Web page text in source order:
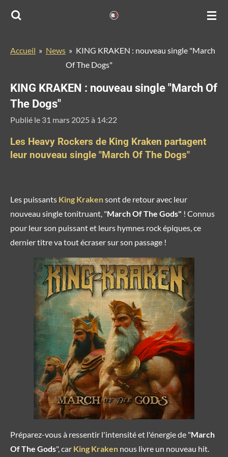
Passer
principal
Accueil » News » KING KRAKEN : nouveau single "March
Of The Dogs"
KING KRAKEN : nouveau single "March Of
The Dogs"
Publié le 31 mars 2025 à 14:22
Les Heavy Rockers de King Kraken partagent
leur nouveau single "March Of The Dogs"
Les puissants King Krakensont de retour avec leur
nouveau single tonitruant, "March Of The Gods" ! Connus
pour leur son puissant et leurs hymnes rock épiques, ce
dernier titre va tout écraser sur son passage !
Préparez-vous à ressentir l'intensité et l'énergie de "March
Of The Gods", car King Kraken nous livre un nouveau hit.